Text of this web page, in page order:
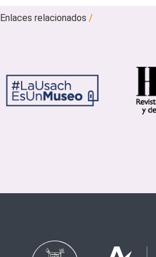
Enlaces relacionados/